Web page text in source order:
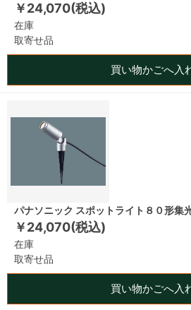
￥24,070(税込)
在庫
取寄せ品
買い物かごへ入
パナソニック スポットライト８０形
￥24,070(税込)
在庫
取寄せ品
買い物かごへ入